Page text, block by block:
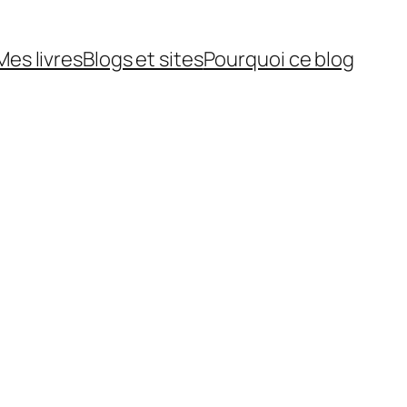
livresBlogs et sitesPourquoi ce blog